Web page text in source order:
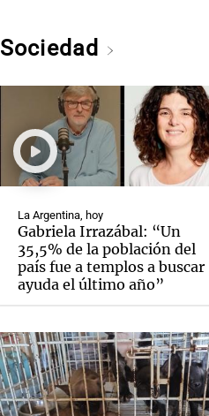
Sociedad
La Argentina, hoy
Gabriela Irrazábal: “Un
35,5% de la población del
país fue a templos a buscar
ayuda el último año”